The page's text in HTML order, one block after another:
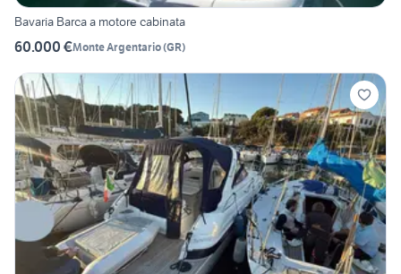
Bavaria Barca a motore cabinata
60.000 €Monte Argentario(GR)